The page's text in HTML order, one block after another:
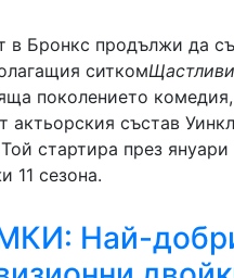
в Бронкс продължи да
ситком
поколението
актьорския състав
стартира през януари
11 сезона.
Най-